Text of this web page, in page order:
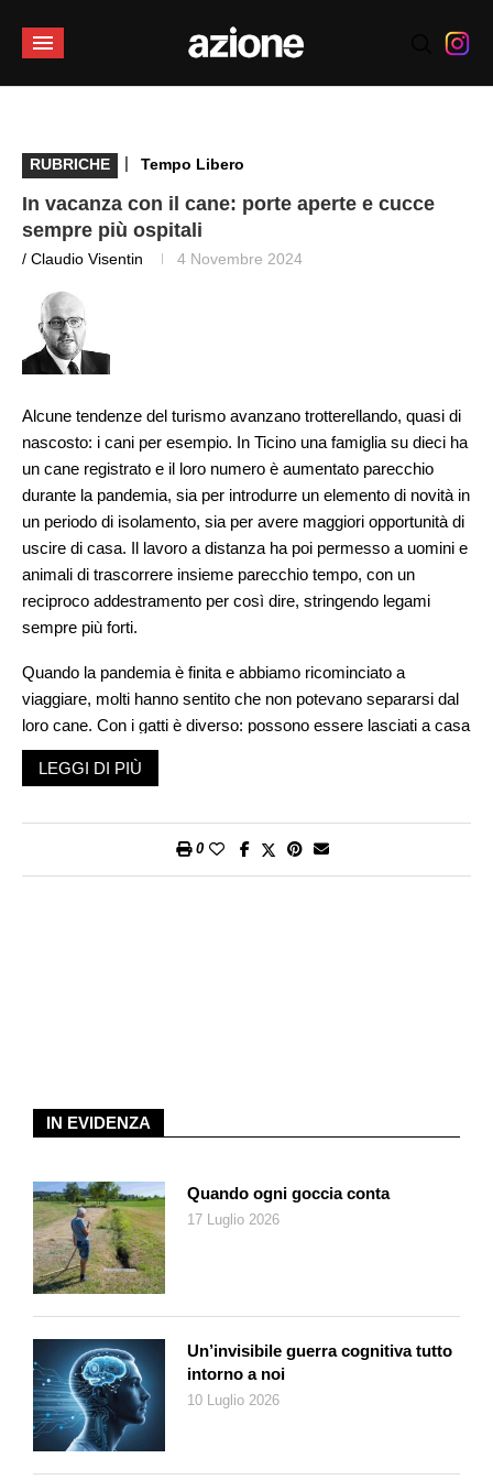
RUBRICHE | Tempo Libero
In vacanza con il cane: porte aperte e cucce
sempre più ospitali
/ Claudio Visentin 4 Novembre 2024
Alcune tendenze del turismo avanzano trotterellando, quasi di
nascosto: i cani per esempio. In Ticino una famiglia su dieci ha
un cane registrato e il loro numero è aumentato parecchio
durante la pandemia, sia per introdurre un elemento di novità in
un periodo di isolamento, sia per avere maggiori opportunità di
uscire di casa. Il lavoro a distanza ha poi permesso a uomini e
animali di trascorrere insieme parecchio tempo, con un
reciproco addestramento per così dire, stringendo legami
sempre più forti.
Quando la pandemia è finita e abbiamo ricominciato a
viaggiare, molti hanno sentito che non potevano separarsi dal
loro cane. Con i gatti è diverso: possono essere lasciati a casa
più facilmente e al tempo stesso è più complicato portarli con
sé. I cani invece vorrebbero stare sempre coi loro padroni.
Ma comunque sono lontani dalla nostra vista e non possiamo
invece finiscono nella stiva insieme ai bagagli, anche se in
compartimenti speciali con temperatura e pressione controllati.
resta solo e spaventato ‒ sono sempre più sgradite.
Alcune compagnie stanno tentando soluzioni diverse e hanno
scoperto che i padroni sono disposti a spendere cifre anche
importanti pur di avere il proprio cane al fianco. Per esempio
una Compagnia americana, Bark Air, offre voli charter tra New
York e l’Europa con tariffe sino a 8mila dollari per cane e
padrone. E Le Pet Express è un minibus per chi viaggia con
animali domestici attraverso il tunnel della Manica fino al
Regno Unito. Ma anche a un diverso livello di ricchezza,
supplementi di 100 o 150 franchi per una più confortevole
sistemazione dell’animale sono accolti senza fiatare.
LEGGI DI PIÙ
0
IN EVIDENZA
Quando ogni goccia conta
17 Luglio 2026
Un’invisibile guerra cognitiva tutto
intorno a noi
10 Luglio 2026